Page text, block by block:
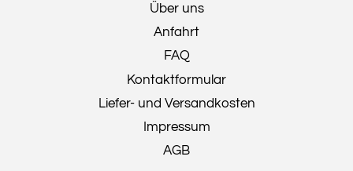
Über uns
Anfahrt
FAQ
Kontaktformular
Liefer- und Versandkosten
Impressum
AGB